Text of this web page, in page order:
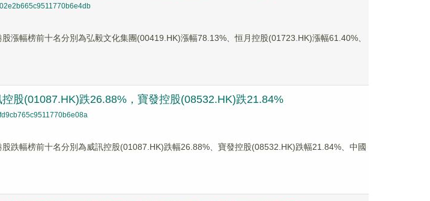
漲幅榜前十名分別為弘毅文化集團(00419.HK)漲幅78.13%、恒月控股(01723.HK)漲幅61.40%、
控股(01087.HK)跌26.88%，寶發控股(08532.HK)跌21.84%
股跌幅榜前十名分別為威訊控股(01087.HK)跌幅26.88%、寶發控股(08532.HK)跌幅21.84%、中國